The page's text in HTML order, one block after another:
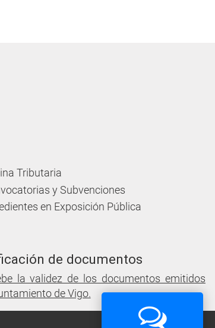
Tributaria
y Subvenciones
en Exposición Pública
de documentos
la validez de los documentos emitidos
de Vigo.